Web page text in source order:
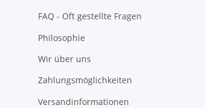
FAQ - Oft gestellte Fragen
Philosophie
Wir über uns
Zahlungsmöglichkeiten
Versandinformationen